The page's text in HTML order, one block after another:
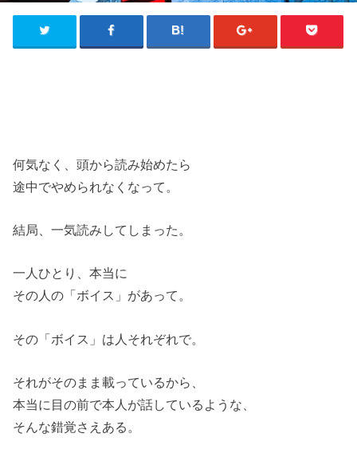
何気なく、頭から読み始めたら
途中でやめられなくなって。
結局、一気読みしてしまった。
一人ひとり、本当に
その人の「ボイス」があって。
その「ボイス」は人それぞれで。
それがそのまま載っているから、
本当に目の前で本人が話しているような、
そんな錯覚さえある。